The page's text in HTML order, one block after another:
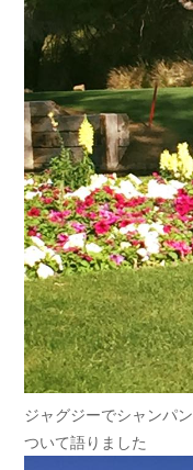
ジャグジーでシャンパ
ついて語りました